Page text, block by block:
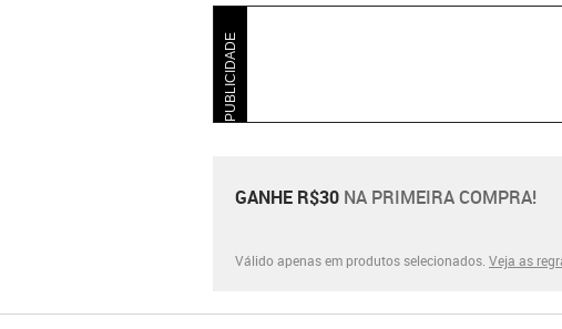
PUBLICIDADE
GANHE R$30 NA PRIMEIRA COMPRA!
Válido apenas em produtos selecionados. Veja as